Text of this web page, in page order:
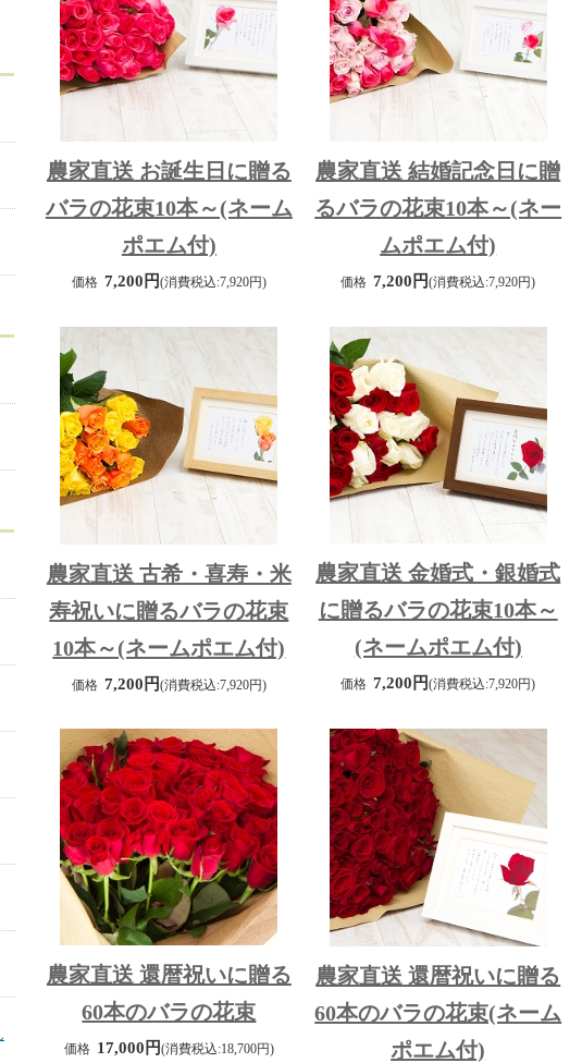
農家直送 お誕生日に贈る
バラの花束10本～(ネーム
ポエム付)
価格 7,200円(消費税込:7,920円)
農家直送 結婚記念日に贈
るバラの花束10本～(ネー
ムポエム付)
価格 7,200円(消費税込:7,920円)
農家直送 古希・喜寿・米
寿祝いに贈るバラの花束
10本～(ネームポエム付)
価格 7,200円(消費税込:7,920円)
農家直送 金婚式・銀婚式
に贈るバラの花束10本～
(ネームポエム付)
価格 7,200円(消費税込:7,920円)
農家直送 還暦祝いに贈る
60本のバラの花束
価格 17,000円(消費税込:18,700円)
農家直送 還暦祝いに贈る
60本のバラの花束(ネーム
ポエム付)